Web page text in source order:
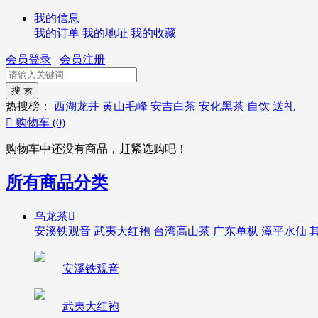
我的信息
我的订单 我的地址 我的收藏
会员登录 会员注册
热搜榜： 西湖龙井 黄山毛峰 安吉白茶 安化黑茶 自饮 送礼
 购物车 (0)
购物车中还没有商品，赶紧选购吧！
所有商品分类
乌龙茶
安溪铁观音 武夷大红袍 台湾高山茶 广东单枞 漳平水仙
安溪铁观音
武夷大红袍